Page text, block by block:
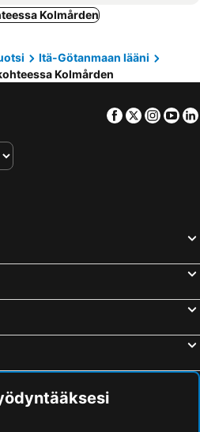
Strand Hotell
Albatross
Vattengrändens Vandrarhem & Hotel
Kolmården
Itä-Götanmaan lääni
Kolmården
Facebook
Twitter